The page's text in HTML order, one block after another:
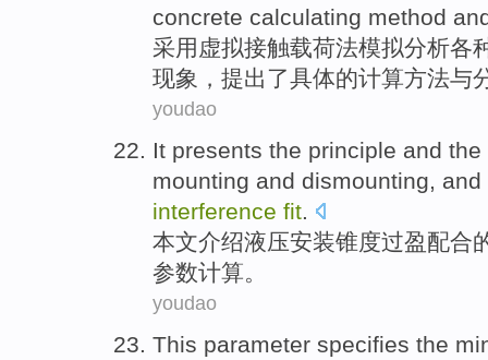
concrete calculating method
采用 虚拟接触载荷法模拟分析各
现象， 提出了具体的计算方法与
youdao
It presents the principle and the
mounting and dismounting,
interference fit.
本文介绍液压安装锥度过盈配合
参数计算。
youdao
This parameter specifies the